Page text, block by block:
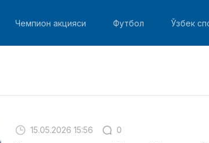
Чемпион акцияси Футбол Ўзбек
15.05.2026 15:56 0